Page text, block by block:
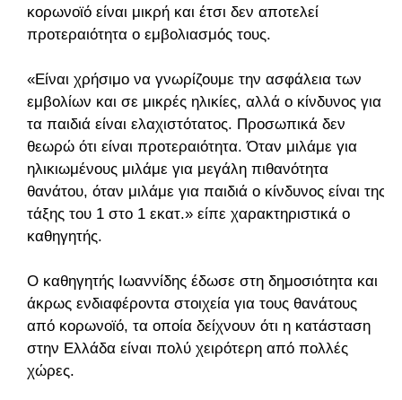
κορωνοϊό είναι μικρή και έτσι δεν αποτελεί
προτεραιότητα ο εμβολιασμός τους.
«Είναι χρήσιμο να γνωρίζουμε την ασφάλεια των
εμβολίων και σε μικρές ηλικίες, αλλά ο κίνδυνος για
τα παιδιά είναι ελαχιστότατος. Προσωπικά δεν
θεωρώ ότι είναι προτεραιότητα. Όταν μιλάμε για
ηλικιωμένους μιλάμε για μεγάλη πιθανότητα
θανάτου, όταν μιλάμε για παιδιά ο κίνδυνος είναι της
τάξης του 1 στο 1 εκατ.» είπε χαρακτηριστικά ο
καθηγητής.
Ο καθηγητής Ιωαννίδης έδωσε στη δημοσιότητα και
άκρως ενδιαφέροντα στοιχεία για τους θανάτους
από κορωνοϊό, τα οποία δείχνουν ότι η κατάσταση
στην Ελλάδα είναι πολύ χειρότερη από πολλές
χώρες.